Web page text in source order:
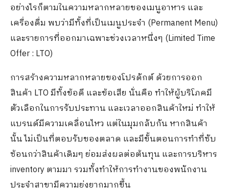
อย่างไรก็ตามในความหลากหลายของเมนูอาหาร และ
เครื่องดื่ม พบว่ามีทั้งที่เป็นเมนูประจำ (Permanent Menu)
และรายการที่ออกมาเฉพาะช่วงเวลาหนึ่งๆ (Limited Time
Offer : LTO)
การสร้างความหลากหลายของโปรดักต์ ด้วยการออก
สินค้า LTO มีทั้งข้อดี และข้อเสีย นั่นคือ ทำให้ผู้บริโภคมี
ตัวเลือกในการรับประทาน และเวลาออกสินค้าใหม่ ทำให้
แบรนด์มีความเคลื่อนไหว แต่ในมุมกลับกัน หากสินค้า
นั้น ไม่เป็นที่ตอบรับของตลาด และมีขั้นตอนการทำที่ซับ
ซ้อนกว่าสินค้าเดิมๆ ย่อมส่งผลต่อต้นทุน และการบริหาร
inventory ตามมา รวมทั้งทำให้การทำงานของพนักงาน
ประจำสาขามีความยุ่งยากมากขึ้น